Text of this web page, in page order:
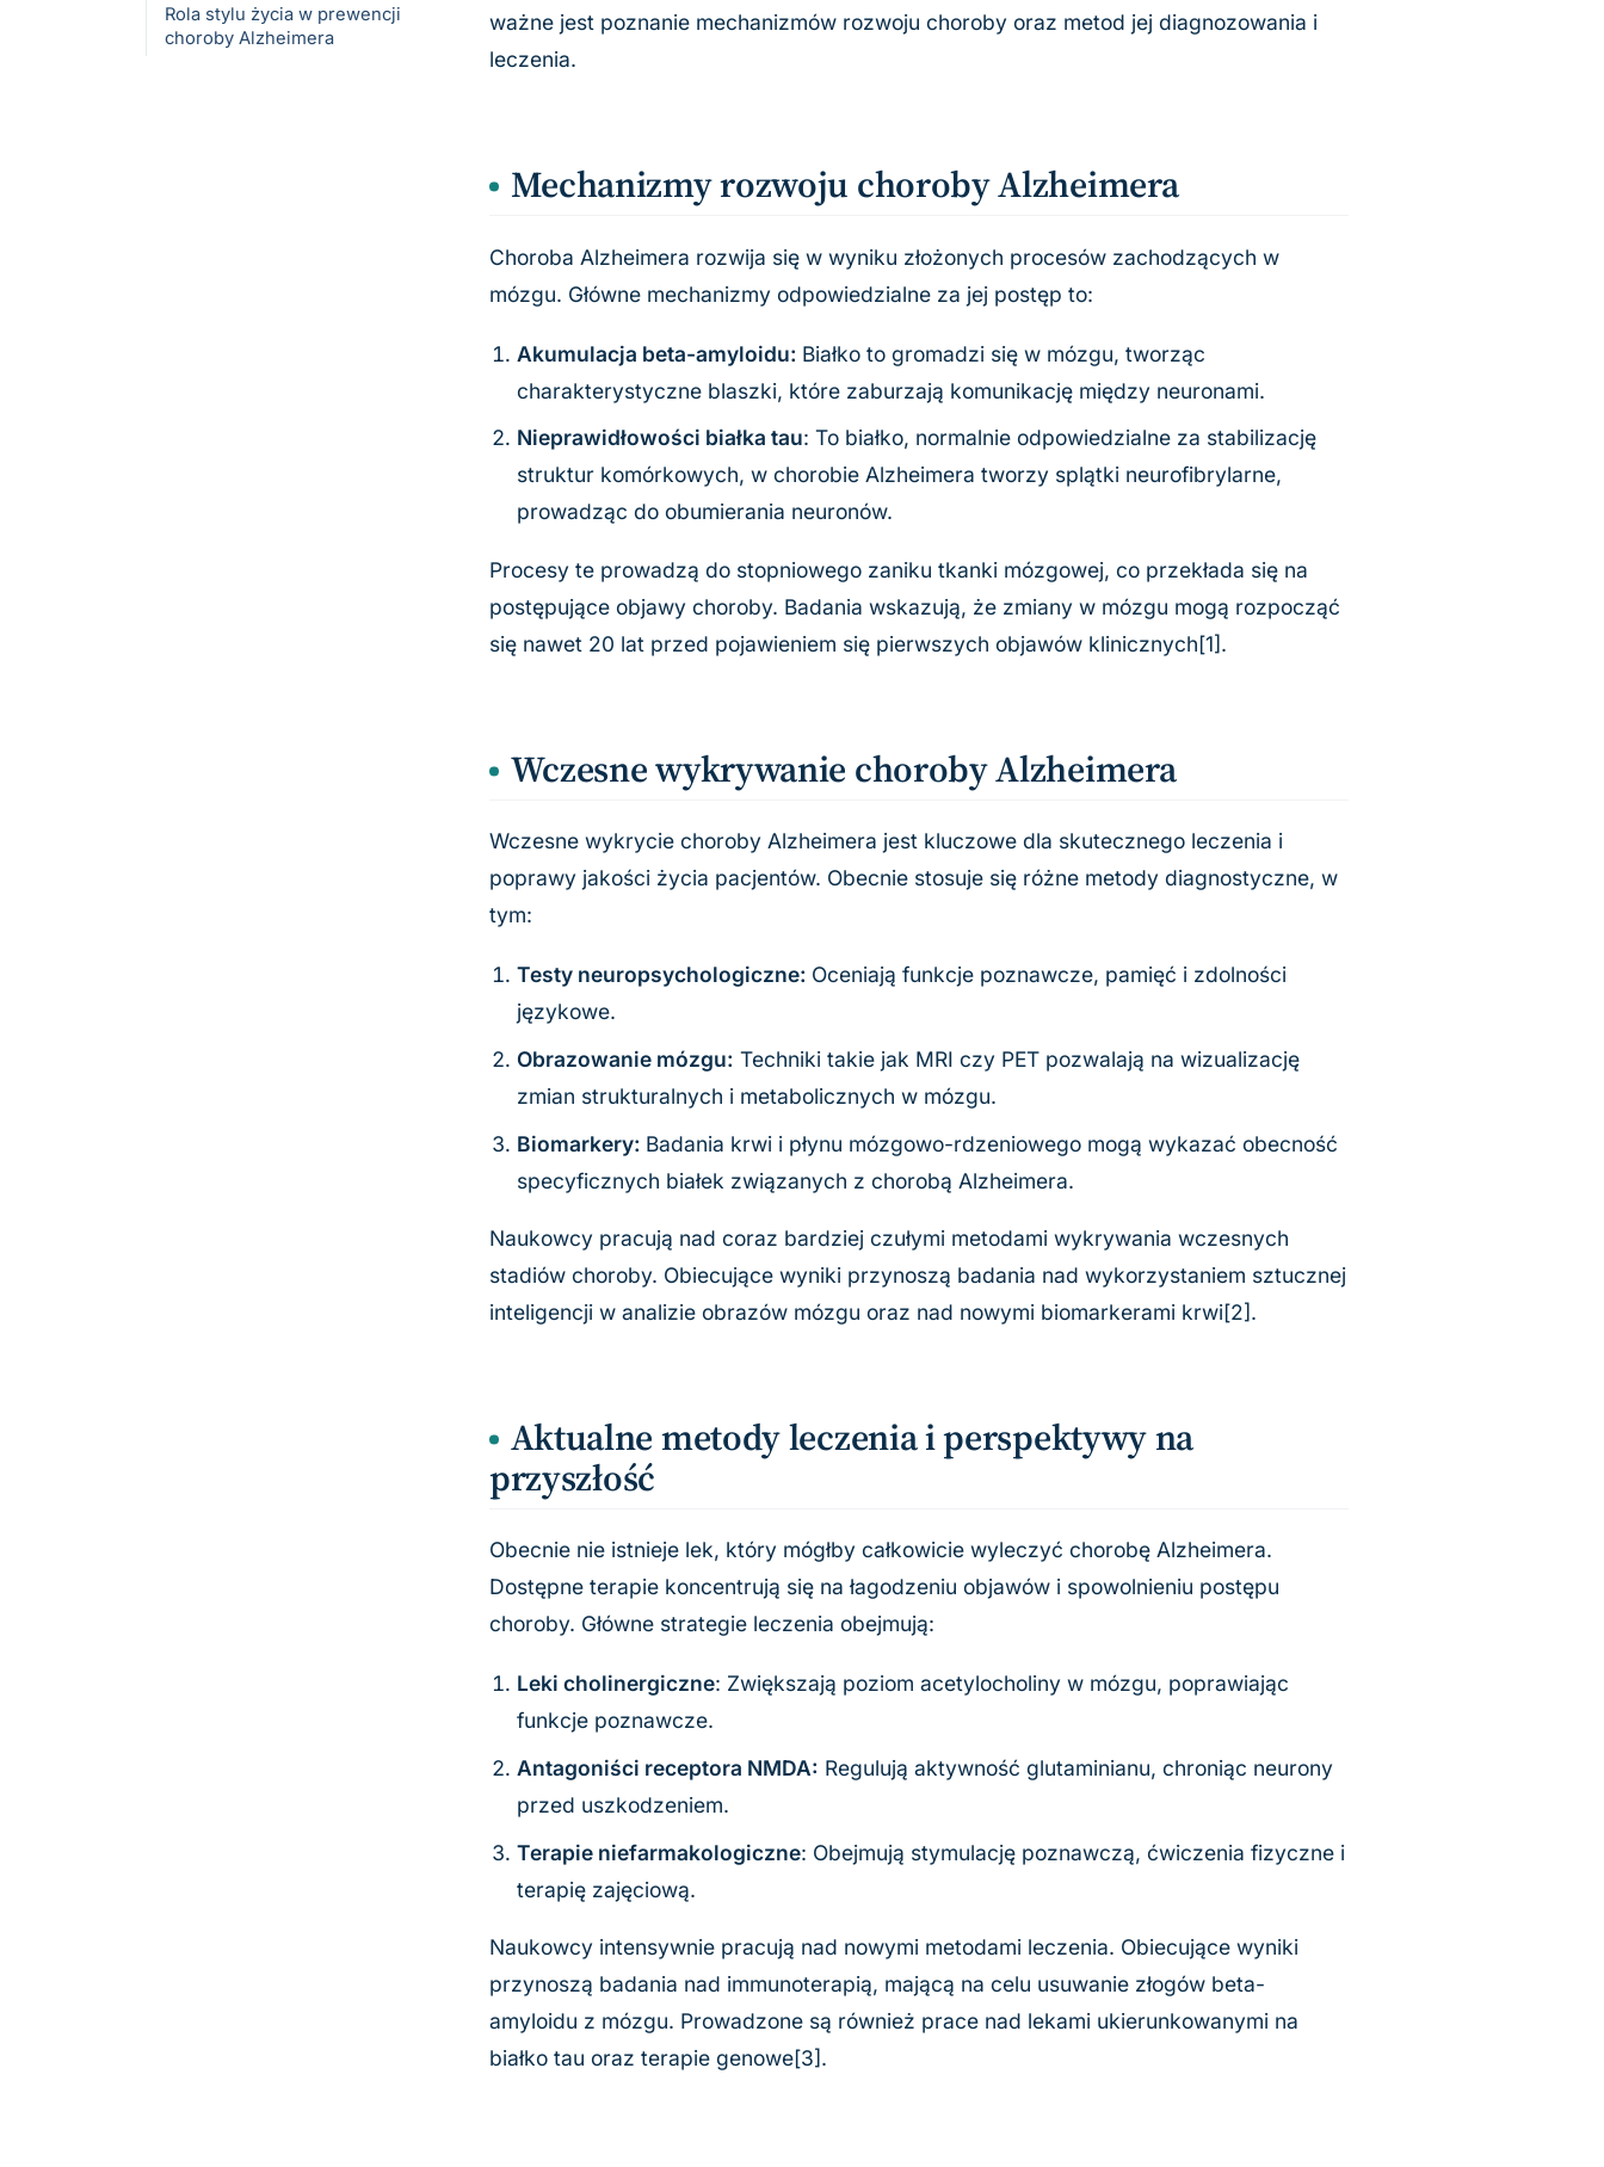
Rola stylu życia w prewencji
choroby Alzheimera
ważne jest poznanie mechanizmów rozwoju choroby oraz metod jej diagnozowania i
leczenia.
Mechanizmy rozwoju choroby Alzheimera
Choroba Alzheimera rozwija się w wyniku złożonych procesów zachodzących w
mózgu. Główne mechanizmy odpowiedzialne za jej postęp to:
Akumulacja beta-amyloidu: Białko to gromadzi się w mózgu, tworząc
charakterystyczne blaszki, które zaburzają komunikację między neuronami.
Nieprawidłowości białka tau: To białko, normalnie odpowiedzialne za stabilizację
struktur komórkowych, w chorobie Alzheimera tworzy splątki neurofibrylarne,
prowadząc do obumierania neuronów.
Procesy te prowadzą do stopniowego zaniku tkanki mózgowej, co przekłada się na
postępujące objawy choroby. Badania wskazują, że zmiany w mózgu mogą rozpocząć
się nawet 20 lat przed pojawieniem się pierwszych objawów klinicznych[1].
Wczesne wykrywanie choroby Alzheimera
Wczesne wykrycie choroby Alzheimera jest kluczowe dla skutecznego leczenia i
poprawy jakości życia pacjentów. Obecnie stosuje się różne metody diagnostyczne, w
tym:
Testy neuropsychologiczne: Oceniają funkcje poznawcze, pamięć i zdolności
językowe.
Obrazowanie mózgu: Techniki takie jak MRI czy PET pozwalają na wizualizację
zmian strukturalnych i metabolicznych w mózgu.
Biomarkery: Badania krwi i płynu mózgowo-rdzeniowego mogą wykazać obecność
specyficznych białek związanych z chorobą Alzheimera.
Naukowcy pracują nad coraz bardziej czułymi metodami wykrywania wczesnych
stadiów choroby. Obiecujące wyniki przynoszą badania nad wykorzystaniem sztucznej
inteligencji w analizie obrazów mózgu oraz nad nowymi biomarkerami krwi[2].
Aktualne metody leczenia i perspektywy na
przyszłość
Obecnie nie istnieje lek, który mógłby całkowicie wyleczyć chorobę Alzheimera.
Dostępne terapie koncentrują się na łagodzeniu objawów i spowolnieniu postępu
choroby. Główne strategie leczenia obejmują:
Leki cholinergiczne: Zwiększają poziom acetylocholiny w mózgu, poprawiając
funkcje poznawcze.
Antagoniści receptora NMDA: Regulują aktywność glutaminianu, chroniąc neurony
przed uszkodzeniem.
Terapie niefarmakologiczne: Obejmują stymulację poznawczą, ćwiczenia fizyczne i
terapię zajęciową.
Naukowcy intensywnie pracują nad nowymi metodami leczenia. Obiecujące wyniki
przynoszą badania nad immunoterapią, mającą na celu usuwanie złogów beta-
amyloidu z mózgu. Prowadzone są również prace nad lekami ukierunkowanymi na
białko tau oraz terapie genowe[3].